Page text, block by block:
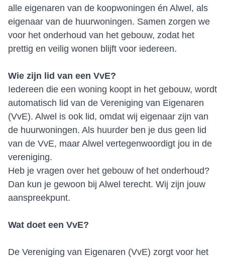
alle eigenaren van de koopwoningen én Alwel, als
eigenaar van de huurwoningen. Samen zorgen we
voor het onderhoud van het gebouw, zodat het
prettig en veilig wonen blijft voor iedereen.
Wie zijn lid van een VvE?
Iedereen die een woning koopt in het gebouw, wordt
automatisch lid van de Vereniging van Eigenaren
(VvE). Alwel is ook lid, omdat wij eigenaar zijn van
de huurwoningen. Als huurder ben je dus geen lid
van de VvE, maar Alwel vertegenwoordigt jou in de
vereniging.
Heb je vragen over het gebouw of het onderhoud?
Dan kun je gewoon bij Alwel terecht. Wij zijn jouw
aanspreekpunt.
Wat doet een VvE?
De Vereniging van Eigenaren (VvE) zorgt voor het